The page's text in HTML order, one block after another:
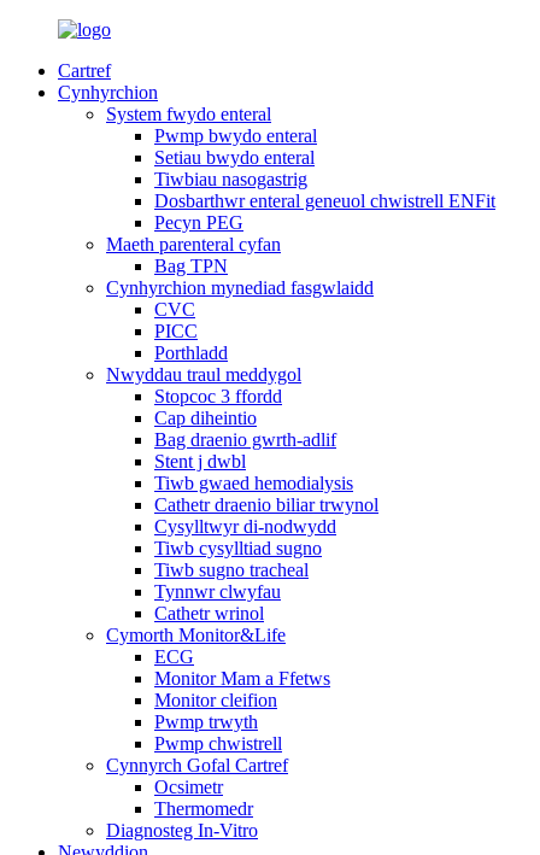
Cartref
Cynhyrchion
System fwydo enteral
Pwmp bwydo enteral
Setiau bwydo enteral
Tiwbiau nasogastrig
Dosbarthwr enteral geneuol chwistrell ENFit
Pecyn PEG
Maeth parenteral cyfan
Bag TPN
Cynhyrchion mynediad fasgwlaidd
CVC
PICC
Porthladd
Nwyddau traul meddygol
Stopcoc 3 ffordd
Cap diheintio
Bag draenio gwrth-adlif
Stent j dwbl
Tiwb gwaed hemodialysis
Cathetr draenio biliar trwynol
Cysylltwyr di-nodwydd
Tiwb cysylltiad sugno
Tiwb sugno tracheal
Tynnwr clwyfau
Cathetr wrinol
Cymorth Monitor&Life
ECG
Monitor Mam a Ffetws
Monitor cleifion
Pwmp trwyth
Pwmp chwistrell
Cynnyrch Gofal Cartref
Ocsimetr
Thermomedr
Diagnosteg In-Vitro